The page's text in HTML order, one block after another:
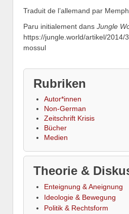
Traduit de l’allemand par
Paru initialement dans Jungle
https://jungle.world/artikel/2014/
mossul
Rubriken
Autor*innen
Non-German
Zeitschrift Krisis
Bücher
Medien
Theorie &
Enteignung & Aneignung
Ideologie & Bewegung
Politik & Rechtsform